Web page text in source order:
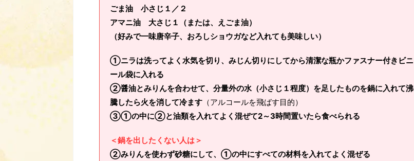
ごま油 小さじ１／２
アマニ油 大さじ１（または、えごま油）
（好みで一味唐辛子、おろしショウガなど入れても美味しい）
①ニラは洗ってよく水気を切り、みじん切りにしてから清潔な瓶かファスナー付きビニ
ール袋に入れる
②醤油とみりんを合わせて、分量外の水（小さじ１程度）を足したものを鍋に入れて沸
騰したら火を消して冷ます （アルコールを飛ばす目的）
③①の中に②と油類を入れてよく混ぜて2～3時間置いたら食べられる
＜鍋を出したくない人は＞
②みりんを使わず砂糖にして、①の中にすべての材料を入れてよく混ぜる